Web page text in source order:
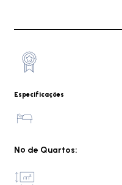
Especificações
Nº de Quartos: